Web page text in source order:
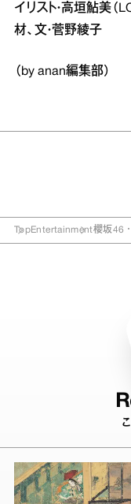
イリスト・高垣鮎美
材、文・菅野綾子
（by anan編集部）
TopEntertainment櫻坂46